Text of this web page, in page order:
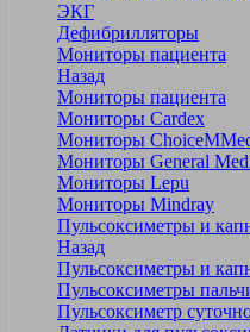
ЭКГ
Дефибрилляторы
Мониторы пациента
Назад
Мониторы пациента
Мониторы Cardex
Мониторы
Мониторы General
Мониторы Lepu
Мониторы Mindray
Пульсоксиметры и
Назад
Пульсоксиметры и
Пульсоксиметры
Пульсоксиметр